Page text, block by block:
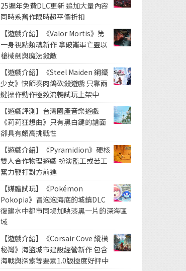
25週年免費DLC更新 追加大量內容
同時系舊作限時超平價折扣
【遊戲介紹】《Valor Mortis》第
一身視點類魂新作 拿破崙軍亡靈以
槍械劍與魔法殺敵
【遊戲介紹】《Steel Maiden 鋼鐵
少女》快節奏肉鴿砍殺遊戲 只靠兩
鍵操作動作極致流暢試玩上架中
【遊戲評測】台灣國產音樂遊戲
《莉莉狂想曲》只有黑白鍵的譜面
卻具有頗高挑戰性
【遊戲介紹】《Pyramidion》硬核
雙人合作物理遊戲 扮演監工或苦工
奮力鞭打對方前進
【媒體試玩】《Pokémon
Pokopia》冒泡泡海底的城鎮DLC
復建水中都市同場加映漆黑一片的深海區
域
【遊戲介紹】《Corsair Cove 縱橫
秘灣》海盜城市建設經營新作 包含
海戰與探索等要素1.0版極度好評中